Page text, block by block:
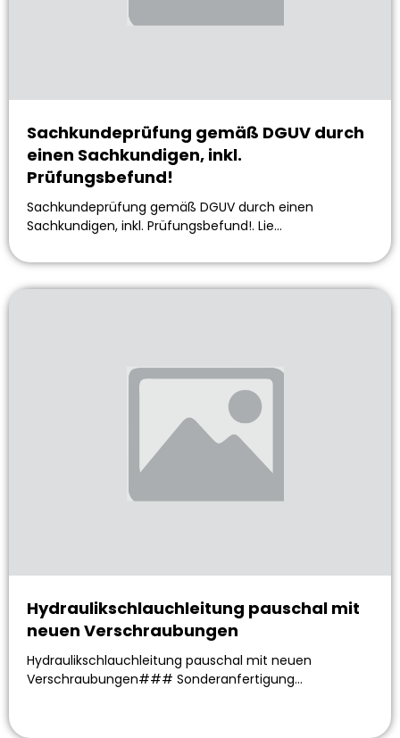
Sachkundeprüfung gemäß DGUV durch
einen Sachkundigen, inkl.
Prüfungsbefund!
Sachkundeprüfung gemäß DGUV durch einen
Sachkundigen, inkl. Prüfungsbefund!. Lie…
Hydraulikschlauchleitung pauschal mit
neuen Verschraubungen
Hydraulikschlauchleitung pauschal mit neuen
Verschraubungen### Sonderanfertigung…